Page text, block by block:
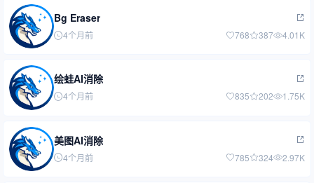
Bg Eraser
4个月前 768 387 4.01K
绘蛙AI消除
4个月前 835 202 1.75K
美图AI消除
4个月前 785 324 2.97K